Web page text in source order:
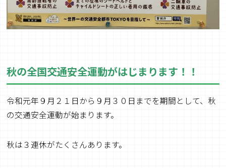
秋の全国交通安全運動がはじまります！！
令和元年９月２１日から９月３０日までを期間として、秋
の交通安全運動が始まります。
秋は３連休がたくさんあります。